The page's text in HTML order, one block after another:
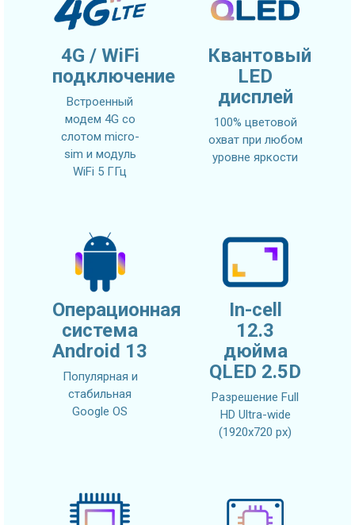
4G / WiFi
подключение
Встроенный
модем 4G со
слотом micro-
sim и модуль
WiFi 5 ГГц
Квантовый
LED
дисплей
100% цветовой
охват при любом
уровне яркости
Операционная
система
Android 13
Популярная и
стабильная
Google OS
In-cell
12.3
дюйма
QLED 2.5D
Разрешение Full
HD Ultra-wide
(1920x720 px)